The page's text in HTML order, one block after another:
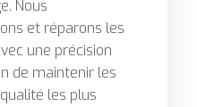
Nous
et réparons les
une précision
de maintenir les
les plus